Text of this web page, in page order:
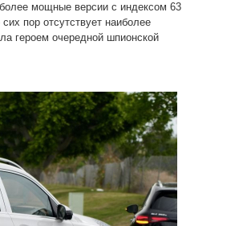
мощные версии с индексом 63
пор отсутствует наиболее
героем очередной шпионской